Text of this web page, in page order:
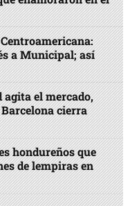
a Municipal; así
agita el mercado,
cierra
hondureños que
de lempiras en